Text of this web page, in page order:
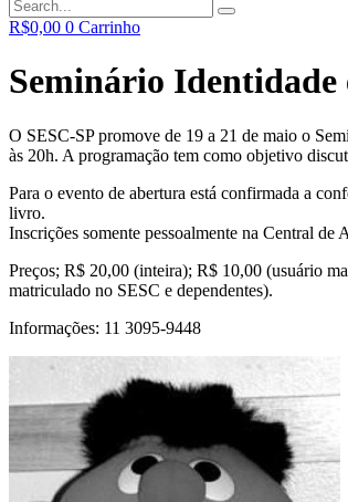
R$0,00 0 Carrinho
Seminário
O SESC-SP promove de 19 a 21 de maio o
às 20h. A programação tem como objetivo
Para o evento de abertura está confirmada a
livro.
Inscrições somente pessoalmente na Central de
Preços; R$ 20,00 (inteira); R$ 10,00 (usuário
matriculado no SESC e dependentes).
Informações: 11 3095-9448